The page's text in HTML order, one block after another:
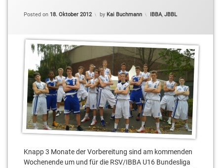
Posted on 18. Oktober 2012 by Kai Buchmann Categories:
IBBA, JBBL
Knapp 3 Monate der Vorbereitung sind am kommenden
Wochenende um und für die RSV/IBBA U16 Bundesliga